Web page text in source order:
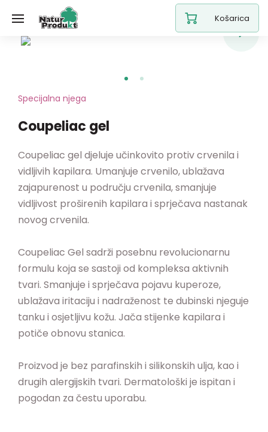
Košarica
Specijalna njega
Coupeliac gel
Coupeliac gel djeluje učinkovito protiv crvenila i
vidljivih kapilara. Umanjuje crvenilo, ublažava
zajapurenost u području crvenila, smanjuje
vidljivost proširenih kapilara i sprječava nastanak
novog crvenila.
Coupeliac Gel sadrži posebnu revolucionarnu
formulu koja se sastoji od kompleksa aktivnih
tvari. Smanjuje i sprječava pojavu kuperoze,
ublažava iritaciju i nadraženost te dubinski njeguje
tanku i osjetljivu kožu. Jača stijenke kapilara i
potiče obnovu stanica.
Proizvod je bez parafinskih i silikonskih ulja, kao i
drugih alergijskih tvari. Dermatološki je ispitan i
pogodan za čestu uporabu.